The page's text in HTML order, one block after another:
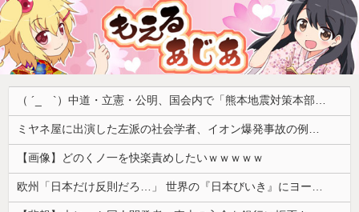
（ ´_ゝ`）中道・立憲・公明、国会内で「熊本地震対策本部会議」各省庁からヒアリング・現地から意見聴取「パーティション、人手、宿泊施設の不足や、外国人実習生の方々にも対応してほしい」今日の午後、政府に要望書を提出
ミヤネ屋に出演した左派の社会学者、イオン爆発事故の例のテナントに理解を示して……
【画像】どのくノ一を快楽責めしたいｗｗｗｗｗ
欧州「日本だけ反則だろ…」 世界の『日本びいき』にヨーロッパ全土から不満の声